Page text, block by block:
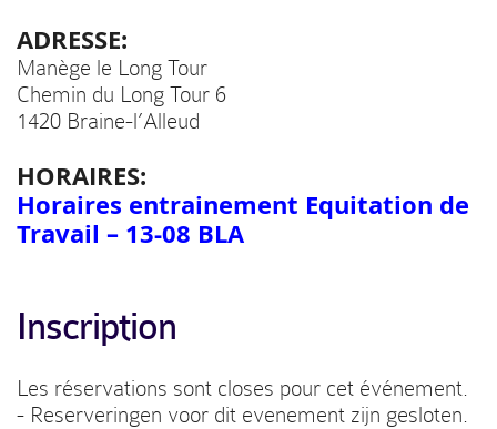
ADRESSE:
Manège le Long Tour
Chemin du Long Tour 6
1420 Braine-l’Alleud
HORAIRES:
Horaires entrainement Equitation de
Travail – 13-08 BLA
Inscription
Les réservations sont closes pour cet événement.
- Reserveringen voor dit evenement zijn gesloten.